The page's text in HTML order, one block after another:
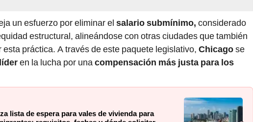
un esfuerzo por eliminar el salario submínimo, considerado
estructural, alineándose con otras ciudades que también
esta práctica. A través de este paquete legislativo, Chicagose
líderen la lucha por unacompensación más justa para los
lista de espera para vales de vivienda para